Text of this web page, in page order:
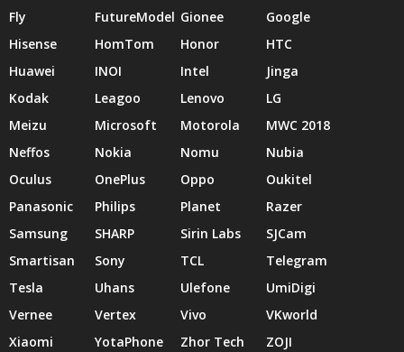
Fly
FutureModel Gionee
Google
Hisense
HomTom Honor
HTC
Huawei
INOI Intel
Jinga
Kodak
Leagoo Lenovo
LG
Meizu
Microsoft Motorola
MWC 2018
Neffos
Nokia Nomu
Nubia
Oculus
OnePlus Oppo
Oukitel
Panasonic
Philips Planet
Razer
Samsung
SHARP Sirin Labs
SJCam
Smartisan
Sony TCL
Telegram
Tesla
Uhans Ulefone
UmiDigi
Vernee
Vertex Vivo
VKworld
Xiaomi
YotaPhone Zhor Tech ZOJI